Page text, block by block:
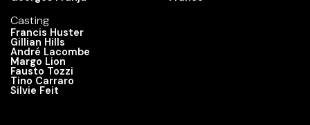
Casting
Francis Huster
Gillian Hills
André Lacombe
Margo Lion
Fausto Tozzi
Tino Carraro
Silvie Feit